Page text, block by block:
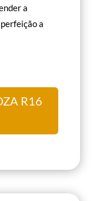
a
a
R16